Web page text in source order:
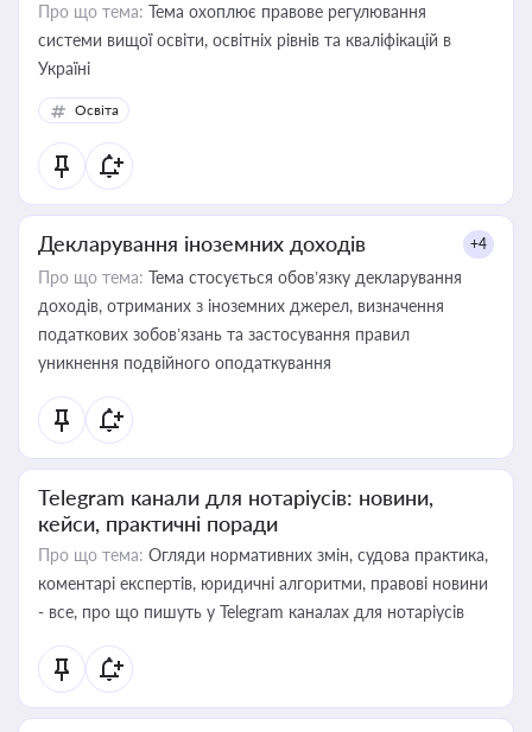
Про що тема: Тема охоплює правове регулювання
системи вищої освіти, освітніх рівнів та кваліфікацій в
Україні
Освіта
Декларування іноземних доходів +4
Про що тема: Тема стосується обов’язку декларування
доходів, отриманих з іноземних джерел, визначення
податкових зобов’язань та застосування правил
уникнення подвійного оподаткування
Telegram канали для нотаріусів: новини,
кейси, практичні поради
Про що тема: Огляди нормативних змін, судова практика,
коментарі експертів, юридичні алгоритми, правові новини
- все, про що пишуть у Telegram каналах для нотаріусів